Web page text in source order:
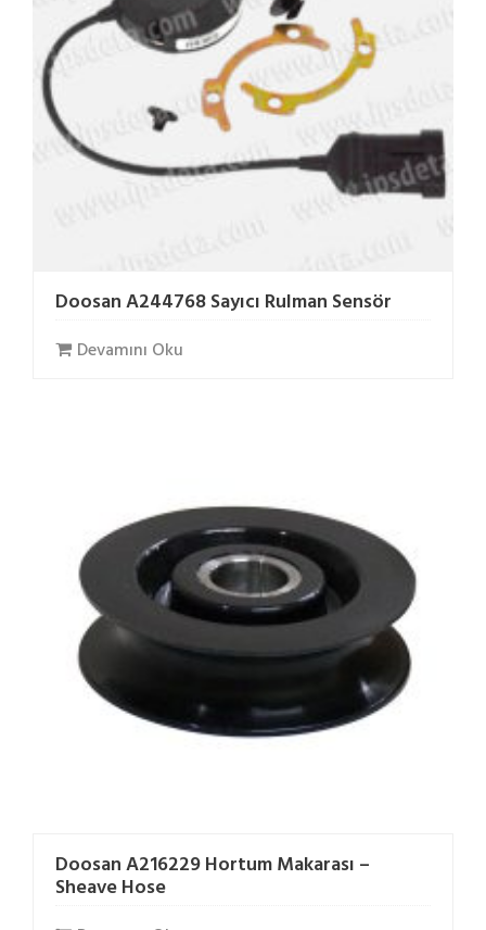
Doosan A244768 Sayıcı Rulman Sensör
Devamını Oku
Doosan A216229 Hortum Makarası –
Sheave Hose